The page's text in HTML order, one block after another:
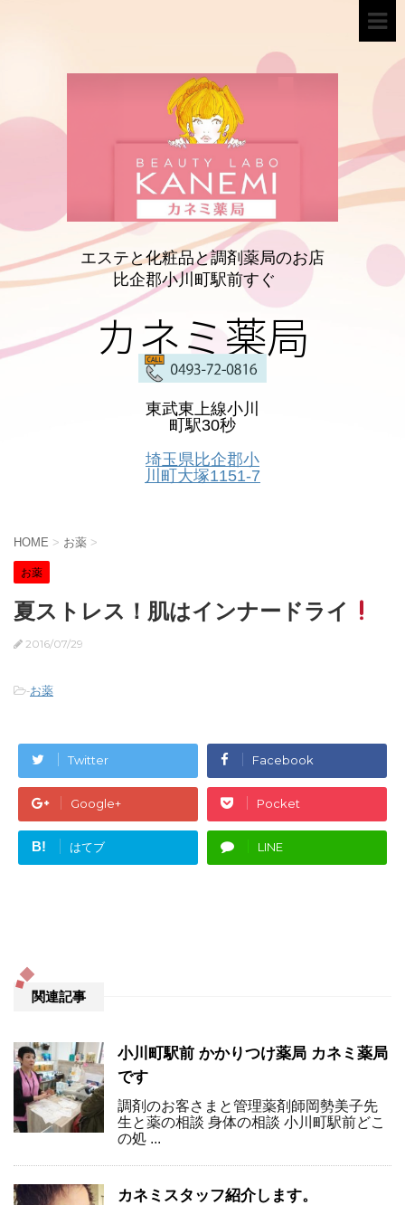
エステと化粧品と調剤薬局のお店
比企郡小川町駅前すぐ
カネミ薬局
東武東上線小川
町駅30秒
埼玉県比企郡小
川町大塚1151-7
HOME > お薬 >
お薬
夏ストレス！肌はインナードライ
2016/07/29
-お薬
Twitter Facebook
Google+ Pocket
B! はてブ LINE
関連記事
小川町駅前 かかりつけ薬局 カネミ薬局
です
調剤のお客さまと管理薬剤師岡勢美子先
生と薬の相談 身体の相談 小川町駅前どこ
の処 ...
カネミスタッフ紹介します。